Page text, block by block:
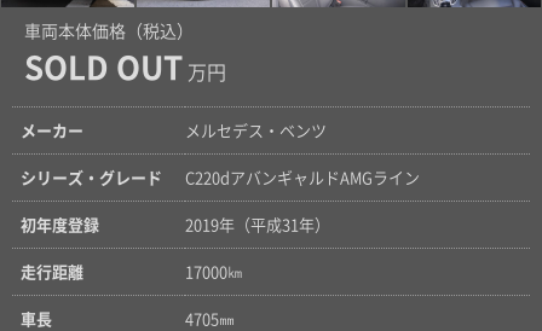
車両本体価格（税込）
SOLD OUT 万円
メーカー メルセデス・ベンツ
シリーズ・グレード C220dアバンギャルドAMGライン
初年度登録 2019年（平成31年）
走行距離 17000㎞
車長 4705㎜